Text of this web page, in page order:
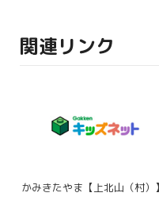
関連リンク
かみきたやま【上北山（村）】